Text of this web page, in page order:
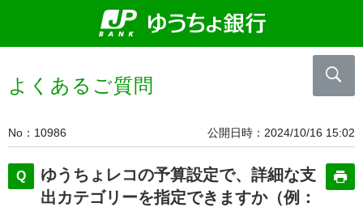
よくあるご質問
No 10986 公開日時 2024/10/16 15:02
ゆうちょレコの予算設定で、詳細な支
出カテゴリーを指定できますか（例：